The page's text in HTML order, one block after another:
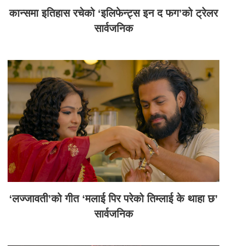
कान्समा इतिहास रचेको ‘इलिफेन्ट्स इन द फग’को ट्रेलर
सार्वजनिक
‘लज्जावती’को गीत ‘मलाई पिर परेको तिम्लाई के थाहा छ’
सार्वजनिक